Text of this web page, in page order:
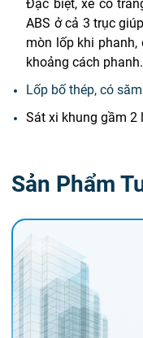
Đặc biệt, xe có
ABS ở cả 3 trục
mòn lốp khi
khoảng cách phanh.
Lốp bố thép, có
Sát xi khung gầm 2
Sản Phẩm